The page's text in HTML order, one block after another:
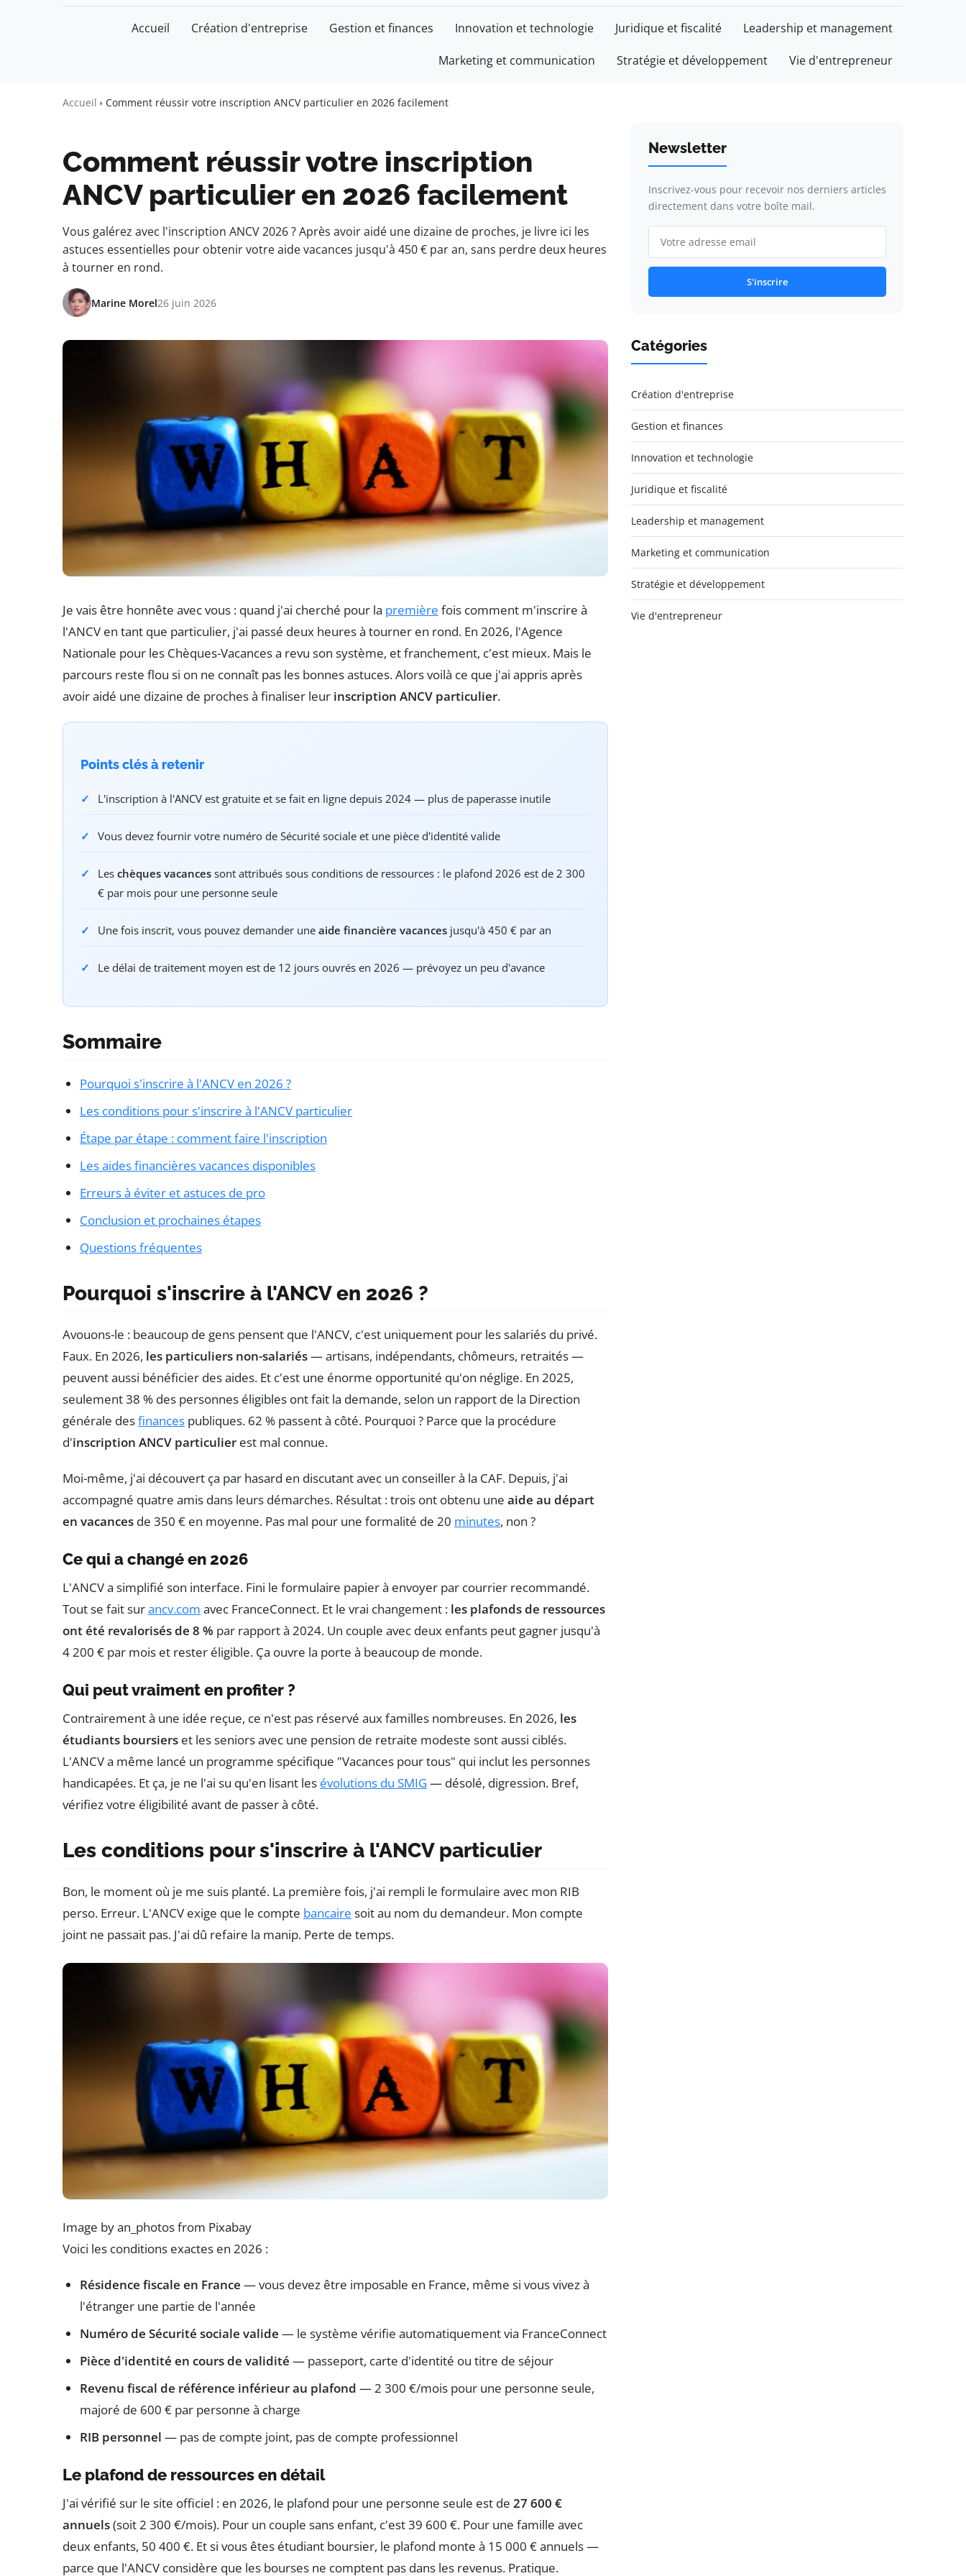
BUSINESS INSIGHTS FOR FRANCE
Accueil Création d'entreprise Gestion et finances Innovation et technologie Juridique et fiscalité Leadership et management
Marketing et communication Stratégie et développement Vie d'entrepreneur
Accueil Comment réussir votre inscription ANCV particulier en 2026 facilement
Comment réussir votre inscription
ANCV particulier en 2026 facilement
Vous galérez avec l'inscription ANCV 2026 ? Après avoir aidé une dizaine de proches, je livre ici les
astuces essentielles pour obtenir votre aide vacances jusqu'à 450 € par an, sans perdre deux heures
à tourner en rond.
Marine Morel26 juin 2026
Je vais être honnête avec vous : quand j'ai cherché pour la première fois comment m'inscrire à
l'ANCV en tant que particulier, j'ai passé deux heures à tourner en rond. En 2026, l'Agence
Nationale pour les Chèques-Vacances a revu son système, et franchement, c'est mieux. Mais le
parcours reste flou si on ne connaît pas les bonnes astuces. Alors voilà ce que j'ai appris après
avoir aidé une dizaine de proches à finaliser leur inscription ANCV particulier.
Points clés à retenir
L'inscription à l'ANCV est gratuite et se fait en ligne depuis 2024 — plus de paperasse inutile
Vous devez fournir votre numéro de Sécurité sociale et une pièce d'identité valide
Les chèques vacances sont attribués sous conditions de ressources : le plafond 2026 est de 2 300
€ par mois pour une personne seule
Une fois inscrit, vous pouvez demander une aide financière vacances jusqu'à 450 € par an
Le délai de traitement moyen est de 12 jours ouvrés en 2026 — prévoyez un peu d'avance
Sommaire
Pourquoi s'inscrire à l'ANCV en 2026 ?
Les conditions pour s'inscrire à l'ANCV particulier
Étape par étape : comment faire l'inscription
Les aides financières vacances disponibles
Erreurs à éviter et astuces de pro
Conclusion et prochaines étapes
Questions fréquentes
Pourquoi s'inscrire à l'ANCV en 2026 ?
Avouons-le : beaucoup de gens pensent que l'ANCV, c'est uniquement pour les salariés du privé.
Faux. En 2026, les particuliers non-salariés— artisans, indépendants, chômeurs, retraités —
peuvent aussi bénéficier des aides. Et c'est une énorme opportunité qu'on néglige. En 2025,
seulement 38 % des personnes éligibles ont fait la demande, selon un rapport de la Direction
générale desfinances publiques. 62 % passent à côté. Pourquoi ? Parce que la procédure
d'inscription ANCV particulier est mal connue.
Moi-même, j'ai découvert ça par hasard en discutant avec un conseiller à la CAF. Depuis, j'ai
accompagné quatre amis dans leurs démarches. Résultat : trois ont obtenu une aide au départ
en vacances de 350 € en moyenne. Pas mal pour une formalité de 20 minutes, non ?
Ce qui a changé en 2026
L'ANCV a simplifié son interface. Fini le formulaire papier à envoyer par courrier recommandé.
Tout se fait surancv.com avec FranceConnect. Et le vrai changement : les plafonds de ressources
ont été revalorisés de 8 % par rapport à 2024. Un couple avec deux enfants peut gagner jusqu'à
4 200 € par mois et rester éligible. Ça ouvre la porte à beaucoup de monde.
Qui peut vraiment en profiter ?
Contrairement à une idée reçue, ce n'est pas réservé aux familles nombreuses. En 2026, les
étudiants boursiers et les seniors avec une pension de retraite modeste sont aussi ciblés.
L'ANCV a même lancé un programme spécifique "Vacances pour tous" qui inclut les personnes
handicapées. Et ça, je ne l'ai su qu'en lisant les évolutions du SMIG — désolé, digression. Bref,
vérifiez votre éligibilité avant de passer à côté.
Les conditions pour s'inscrire à l'ANCV particulier
Bon, le moment où je me suis planté. La première fois, j'ai rempli le formulaire avec mon RIB
perso. Erreur. L'ANCV exige que le compte bancaire soit au nom du demandeur. Mon compte
joint ne passait pas. J'ai dû refaire la manip. Perte de temps.
Image by an_photos from Pixabay
Voici les conditions exactes en 2026 :
Résidence fiscale en France — vous devez être imposable en France, même si vous vivez à
l'étranger une partie de l'année
Numéro de Sécurité sociale valide — le système vérifie automatiquement via FranceConnect
Pièce d'identité en cours de validité — passeport, carte d'identité ou titre de séjour
Revenu fiscal de référence inférieur au plafond — 2 300 €/mois pour une personne seule,
majoré de 600 € par personne à charge
RIB personnel — pas de compte joint, pas de compte professionnel
Le plafond de ressources en détail
J'ai vérifié sur le site officiel : en 2026, le plafond pour une personne seule est de 27 600 €
annuels(soit 2 300 €/mois). Pour un couple sans enfant, c'est 39 600 €. Pour une famille avec
deux enfants, 50 400 €. Et si vous êtes étudiant boursier, le plafond monte à 15 000 € annuels —
parce que l'ANCV considère que les bourses ne comptent pas dans les revenus. Pratique.
Newsletter
Inscrivez-vous pour recevoir nos derniers articles
directement dans votre boîte mail.
S'inscrire
Catégories
Création d'entreprise
Gestion et finances
Innovation et technologie
Juridique et fiscalité
Leadership et management
Marketing et communication
Stratégie et développement
Vie d'entrepreneur